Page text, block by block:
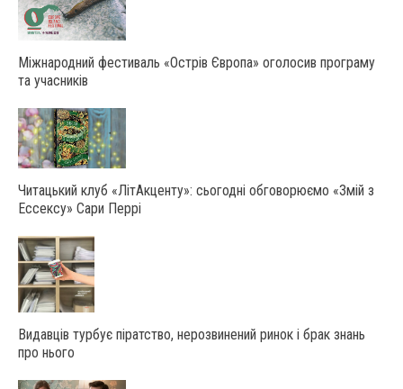
Міжнародний фестиваль «Острів Європа» оголосив програму
та учасників
Читацький клуб «ЛітАкценту»: сьогодні обговорюємо «Змій з
Ессексу» Сари Перрі
Видавців турбує піратство, нерозвинений ринок і брак знань
про нього